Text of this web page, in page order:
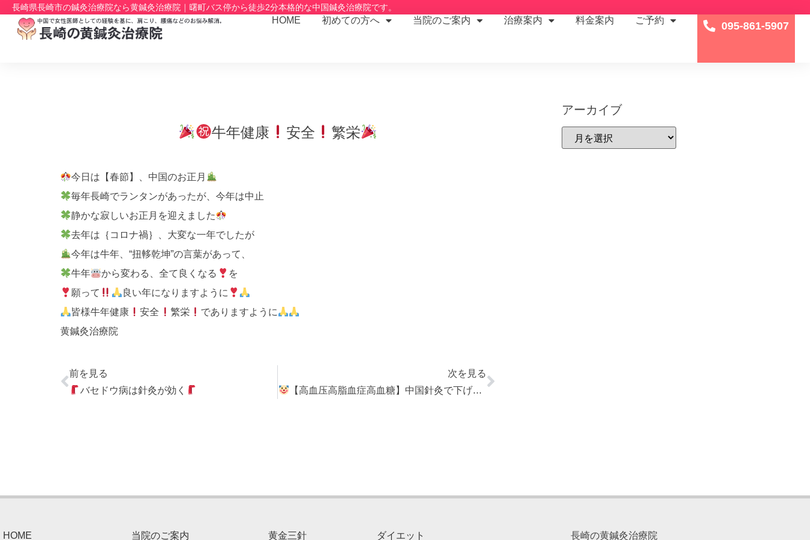
長崎県長崎市の鍼灸治療院なら黄鍼灸治療院｜曙町バス停から徒歩2分本格的な中国鍼灸治療院です。
095-861-5907
HOME 初めての方へ 当院のご案内 治療案内 料金案内 ご予約
牛年健康 安全 繁栄
今日は【春節】、中国のお正月
毎年長崎でランタンがあったが、今年は中止
静かな寂しいお正月を迎えました
去年は｛コロナ禍｝、大変な一年でしたが
今年は牛年、“扭䡔乾坤”の言葉があって、
牛年
から変わる、全て良くなる
を
願って
良い年になりますように
皆様牛年健康
安全 繁栄
でありますように
黄鍼灸治療院
前を見る
バセドウ病は針灸が効く
次を見る
【高血压高脂血症高血糖】中国針灸で下げよう
アーカイブ
HOME 当院のご案内 黄金三針 ダイエット 長崎の黄鍼灸治療院